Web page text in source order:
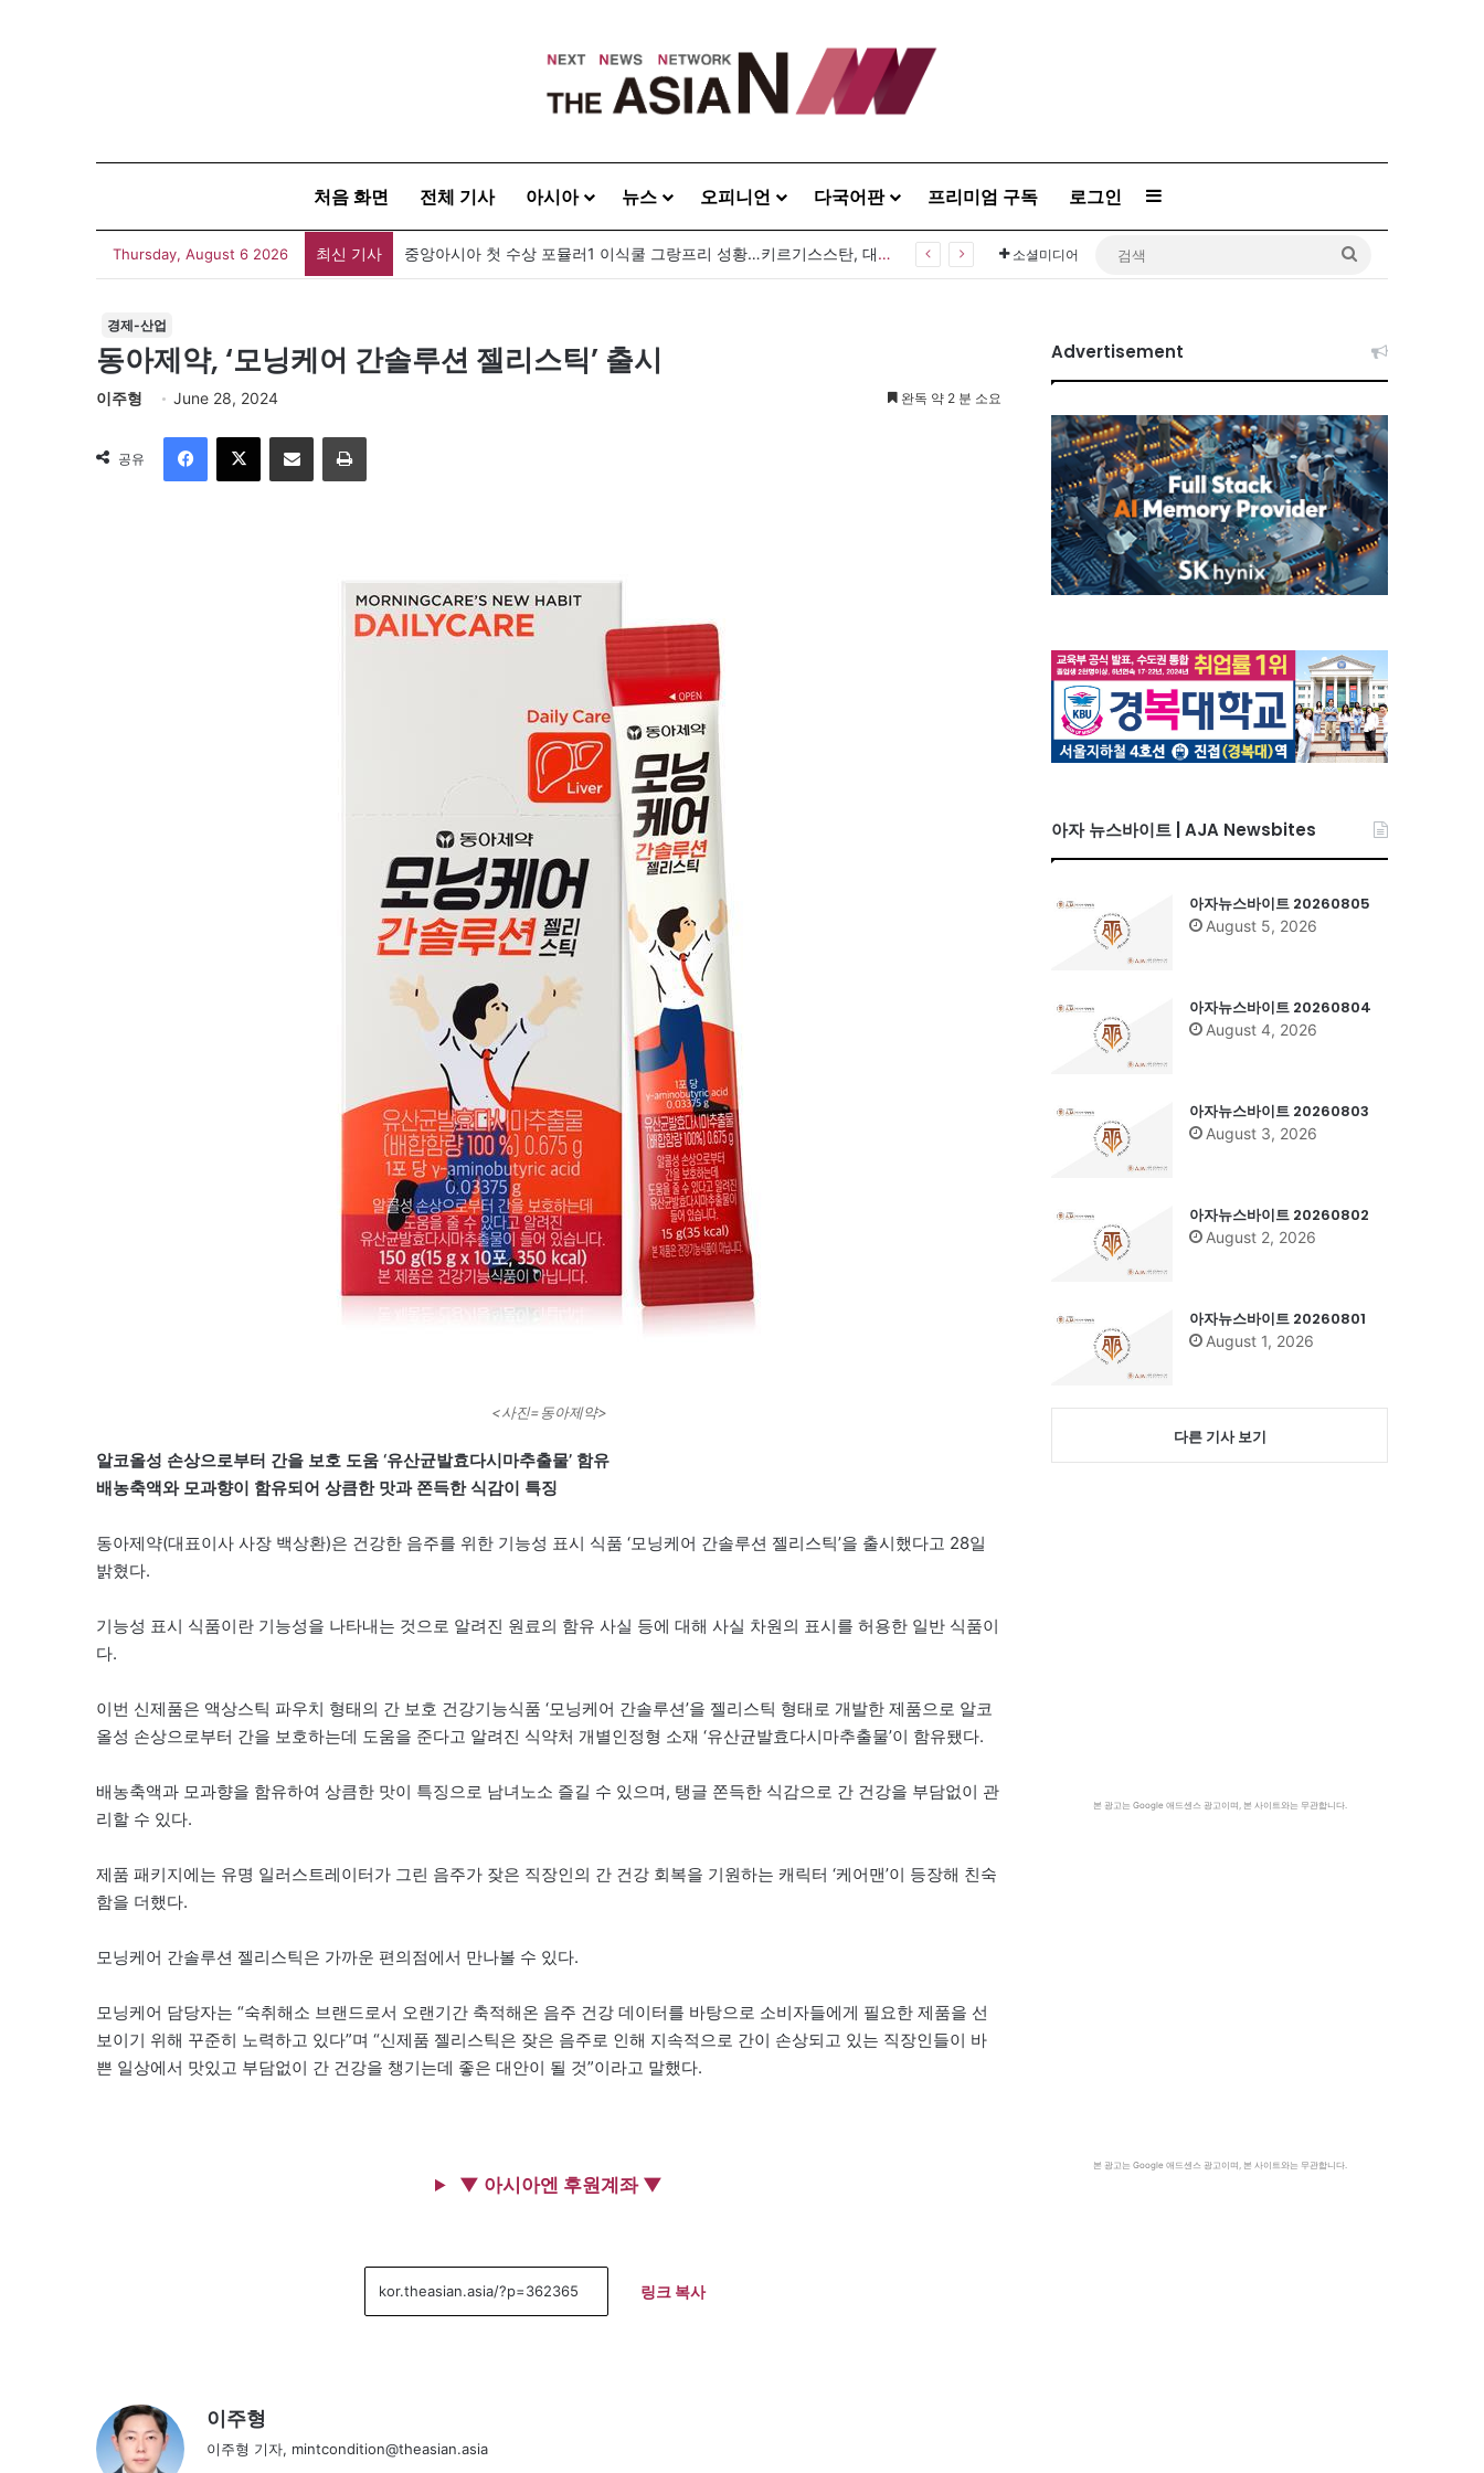
처음 화면 전체 기사 아시아 뉴스 오피니언 다국어판 프리미엄 구독 로그인 Sidebar
Thursday, August 6 2026 최신 기사 중앙아시아 첫 수상 포뮬러1 이식쿨 그랑프리 성황…키르기스스탄, 대회 연례화 추진 소셜미디어
경제-산업
동아제약, ‘모닝케어 간솔루션 젤리스틱’ 출시
이주형 June 28, 2024 완독 약 2 분 소요
공유
이메일
<사진=동아제약>
알코올성 손상으로부터 간을 보호 도움 ‘유산균발효다시마추출물’ 함유
배농축액와 모과향이 함유되어 상큼한 맛과 쫀득한 식감이 특징
동아제약(대표이사 사장 백상환)은 건강한 음주를 위한 기능성 표시 식품 ‘모닝케어 간솔루션 젤리스틱’을 출시했다고 28일
밝혔다.
기능성 표시 식품이란 기능성을 나타내는 것으로 알려진 원료의 함유 사실 등에 대해 사실 차원의 표시를 허용한 일반 식품이
다.
이번 신제품은 액상스틱 파우치 형태의 간 보호 건강기능식품 ‘모닝케어 간솔루션’을 젤리스틱 형태로 개발한 제품으로 알코
올성 손상으로부터 간을 보호하는데 도움을 준다고 알려진 식약처 개별인정형 소재 ‘유산균발효다시마추출물’이 함유됐다.
배농축액과 모과향을 함유하여 상큼한 맛이 특징으로 남녀노소 즐길 수 있으며, 탱글 쫀득한 식감으로 간 건강을 부담없이 관
리할 수 있다.
제품 패키지에는 유명 일러스트레이터가 그린 음주가 잦은 직장인의 간 건강 회복을 기원하는 캐릭터 ‘케어맨’이 등장해 친숙
함을 더했다.
모닝케어 간솔루션 젤리스틱은 가까운 편의점에서 만나볼 수 있다.
모닝케어 담당자는 “숙취해소 브랜드로서 오랜기간 축적해온 음주 건강 데이터를 바탕으로 소비자들에게 필요한 제품을 선
보이기 위해 꾸준히 노력하고 있다”며 “신제품 젤리스틱은 잦은 음주로 인해 지속적으로 간이 손상되고 있는 직장인들이 바
쁜 일상에서 맛있고 부담없이 간 건강을 챙기는데 좋은 대안이 될 것”이라고 말했다.
▼ 아시아엔 후원계좌 ▼
링크 복사
이주형
이주형 기자, mintcondition@theasian.asia
Advertisement
아자 뉴스바이트 | AJA Newsbites
아자뉴스바이트 20260805
August 5, 2026
아자뉴스바이트 20260804
August 4, 2026
아자뉴스바이트 20260803
August 3, 2026
아자뉴스바이트 20260802
August 2, 2026
아자뉴스바이트 20260801
August 1, 2026
다른 기사 보기
본 광고는 Google 애드센스 광고이며, 본 사이트와는 무관합니다.
본 광고는 Google 애드센스 광고이며, 본 사이트와는 무관합니다.